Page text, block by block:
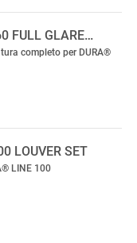
FULL GLARE…
completo per DURA®
LOUVER SET
LINE 100